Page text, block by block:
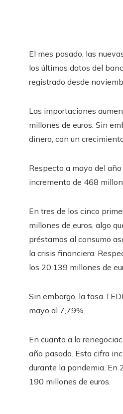
El mes pasado, las
los últimos datos del
registrado desde
Las importaciones
millones de euros. Sin
dinero, con un
Respecto a mayo del
incremento de 468
En tres de los cinco
millones de euros, algo
préstamos al consumo
la crisis financiera.
los 20.139 millones de
Sin embargo, la tasa
mayo al 7,79%.
En cuanto a la
año pasado. Esta cifra
durante la pandemia. En
190 millones de euros.